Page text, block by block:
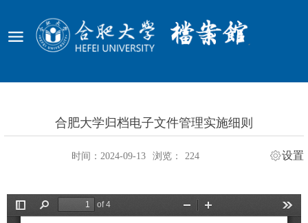
合肥大学归档电子文件管理实施细则
时间：2024-09-13 浏览： 224 设置